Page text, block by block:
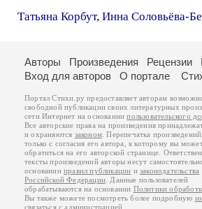
Татьяна Корбут, Инна Соловьёва-
Авторы Произведения Рецензии
Вход для авторов
О портале
Портал Стихи.ру предоставляет авторам
свободной публикации своих литературных
сети Интернет на основаниипользовательского
Все авторские права на произведения
и охраняются законом . Перепечатка
только с согласия его автора, к которому вы
обратиться на его авторской странице.
тексты произведений авторы несут
основанииправил публикации изаконодательства
Российской Федерации . Данные пользователей
обрабатываются на основании Политики
Вы также можете посмотреть более подробную
связаться с администрацией